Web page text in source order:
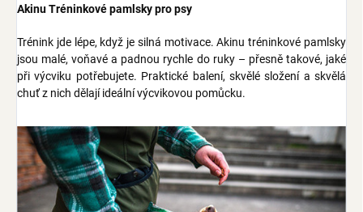
Akinu Tréninkové pamlsky pro psy
Trénink jde lépe, když je silná motivace. Akinu tréninkové pamlsky
jsou malé, voňavé a padnou rychle do ruky – přesně takové, jaké
při výcviku potřebujete. Praktické balení, skvělé složení a skvělá
chuť z nich dělají ideální výcvikovou pomůcku.